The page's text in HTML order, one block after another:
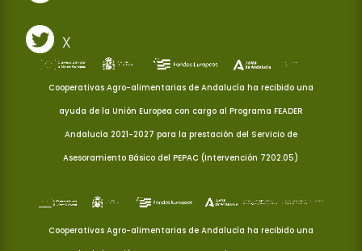
X
Cooperativas Agro-alimentarias de Andalucía ha recibido una
ayuda de la Unión Europea con cargo al Programa FEADER
Andalucía 2021-2027 para la prestación del Servicio de
Asesoramiento Básico del PEPAC (Intervención 7202.05)
Cooperativas Agro-alimentarias de Andalucía ha recibido una